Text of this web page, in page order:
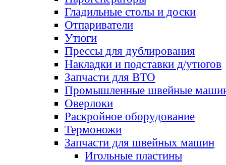
Гладильные столы и доски
Отпариватели
Утюги
Прессы для дублирования
Накладки и подставки д/утюгов
Запчасти для ВТО
Промышленные швейные
Оверлоки
Раскройное оборудование
Термоножи
Запчасти для швейных машин
Игольные пластины